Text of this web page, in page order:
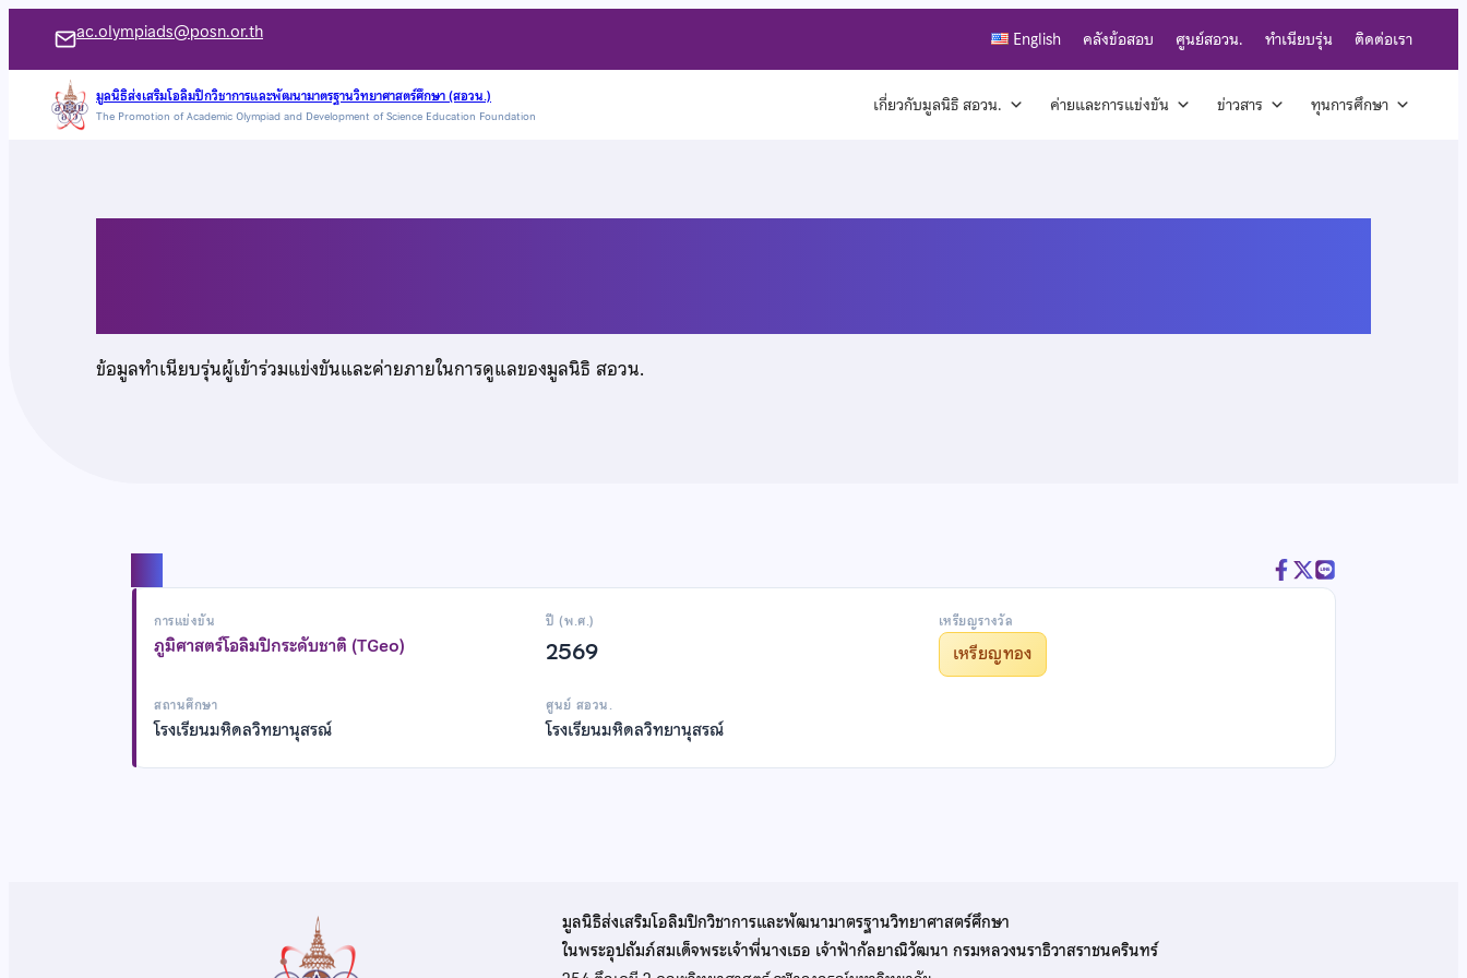
เนื้อหา
ac.olympiads@posn.or.th English คลังข้อสอบ ศูนย์สอวน. ทำเนียบรุ่น ติดต่อเรา
มูลนิธิส่งเสริมโอลิมปิกวิชาการและพัฒนามาตรฐานวิทยาศาสตร์ศึกษา (สอวน.)
The Promotion of Academic Olympiad and Development of Science Education Foundation เกี่ยวกับมูลนิธิ สอวน. ค่ายและการแข่งขัน ข่าวสาร ทุนการศึกษา
ข้อมูลทำเนียบรุ่นผู้เข้าร่วมแข่งขันและค่ายภายในการดูแลของมูลนิธิ สอวน.
การแข่งขัน
ภูมิศาสตร์โอลิมปิกระดับชาติ (TGeo)
ปี (พ.ศ.)
2569
เหรียญรางวัล
เหรียญทอง
สถานศึกษา
โรงเรียนมหิดลวิทยานุสรณ์
ศูนย์ สอวน.
โรงเรียนมหิดลวิทยานุสรณ์
มูลนิธิส่งเสริมโอลิมปิกวิชาการและพัฒนามาตรฐานวิทยาศาสตร์ศึกษา
ในพระอุปถัมภ์สมเด็จพระเจ้าพี่นางเธอ เจ้าฟ้ากัลยาณิวัฒนา กรมหลวงนราธิวาสราชนครินทร์